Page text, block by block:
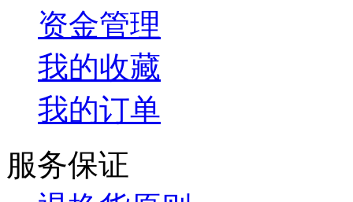
资金管理
我的收藏
我的订单
服务保证